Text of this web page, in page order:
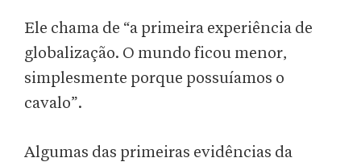
Ele chama de “a primeira experiência de
globalização. O mundo ficou menor,
simplesmente porque possuíamos o
cavalo”.
Algumas das primeiras evidências da